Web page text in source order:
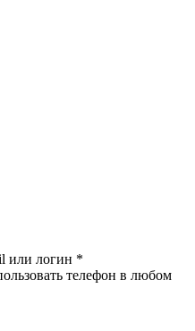
или логин *
телефон в любом